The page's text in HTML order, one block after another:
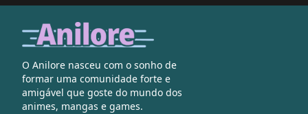
O Anilore nasceu com o sonho de
formar uma comunidade forte e
amigável que goste do mundo dos
animes, mangas e games.